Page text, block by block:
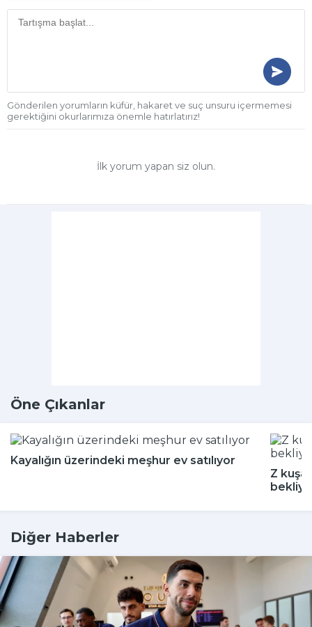
Gönderilen yorumların küfür, hakaret ve suç unsuru içermemesi
gerektiğini okurlarımıza önemle hatırlatırız!
İlk yorum yapan siz olun.
Öne Çıkanlar
Kayalığın üzerindeki meşhur ev satılıyor
Z
Diğer Haberler